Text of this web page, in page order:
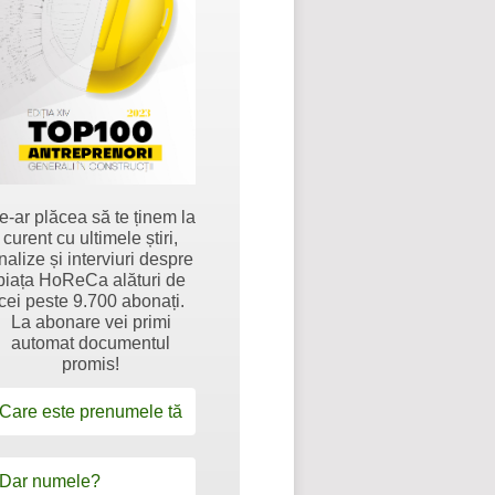
ar plăcea să te ținem la
curent cu ultimele știri,
și interviuri despre
HoReCa alături de
peste 9.700 abonați.
La abonare vei primi
automat documentul
promis!